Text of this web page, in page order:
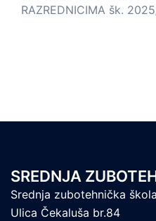
RAZREDNICIMA šk.
SREDNJA
Srednja zubotehnička škola
Ulica Čekaluša br.84